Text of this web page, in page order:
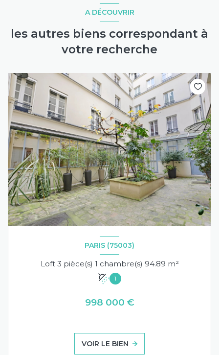
A DÉCOUVRIR
les autres biens correspondant à
votre recherche
PARIS (75003)
Loft 3 pièce(s) 1 chambre(s) 94.89 m²
1
998 000 €
VOIR LE BIEN